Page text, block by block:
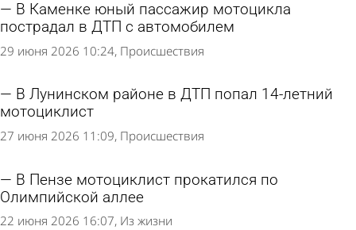
В Каменке юный пассажир мотоцикла
пострадал в ДТП с автомобилем
29 июня 2026 10:24 Происшествия
В Лунинском районе в ДТП попал 14-летний
мотоциклист
27 июня 2026 11:09 Происшествия
В Пензе мотоциклист прокатился по
Олимпийской аллее
22 июня 2026 16:07 Из жизни